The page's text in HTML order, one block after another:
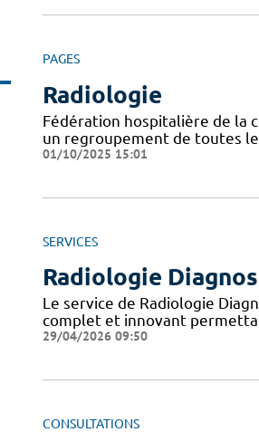
PAGES
Radiologie
Fédération hospitalière de la
un regroupement de toutes
01/10/2025 15:01
SERVICES
Radiologie
Le service de Radiologie
complet et innovant
29/04/2026 09:50
CONSULTATIONS